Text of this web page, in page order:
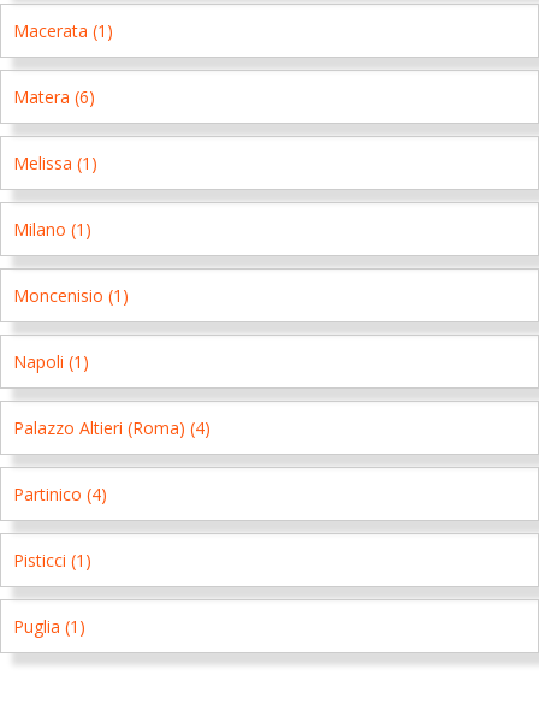
Macerata (1)
Matera (6)
Melissa (1)
Milano (1)
Moncenisio (1)
Napoli (1)
Palazzo Altieri (Roma) (4)
Partinico (4)
Pisticci (1)
Puglia (1)